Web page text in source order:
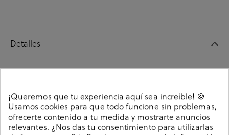
Detalles
Referencia 207736
¡Queremos que tu experiencia aquí sea increíble! 🍪
Usamos cookies para que todo funcione sin problemas,
ofrecerte contenido a tu medida y mostrarte anuncios
relevantes. ¿Nos das tu consentimiento para utilizarlas